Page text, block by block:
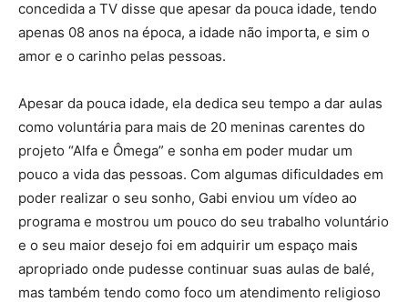
concedida a TV disse que apesar da pouca idade, tendo
apenas 08 anos na época, a idade não importa, e sim o
amor e o carinho pelas pessoas.
Apesar da pouca idade, ela dedica seu tempo a dar aulas
como voluntária para mais de 20 meninas carentes do
projeto “Alfa e Ômega” e sonha em poder mudar um
pouco a vida das pessoas. Com algumas dificuldades em
poder realizar o seu sonho, Gabi enviou um vídeo ao
programa e mostrou um pouco do seu trabalho voluntário
e o seu maior desejo foi em adquirir um espaço mais
apropriado onde pudesse continuar suas aulas de balé,
mas também tendo como foco um atendimento religioso